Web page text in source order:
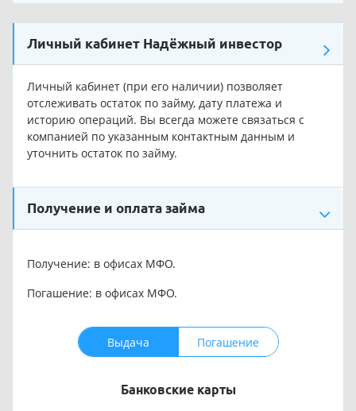
Личный кабинет Надёжный инвестор
Личный кабинет (при его наличии) позволяет
отслеживать остаток по займу, дату платежа и
историю операций. Вы всегда можете связаться с
компанией по указанным контактным данным и
уточнить остаток по займу.
Получение и оплата займа
Получение: в офисах МФО.
Погашение: в офисах МФО.
Выдача Погашение
Банковские карты